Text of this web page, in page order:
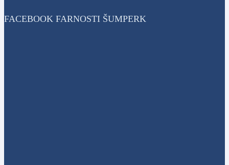
FACEBOOK FARNOSTI ŠUMPERK